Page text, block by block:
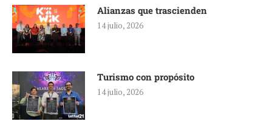
Alianzas que trascienden
14 julio, 2026
Turismo con propósito
14 julio, 2026